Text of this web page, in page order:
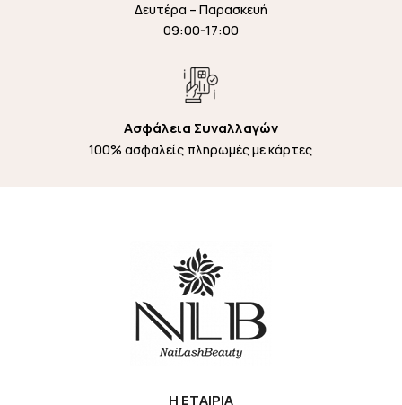
Δευτέρα – Παρασκευή
09:00-17:00
Ασφάλεια Συναλλαγών
100% ασφαλείς πληρωμές με κάρτες
H EΤΑΙΡΙΑ